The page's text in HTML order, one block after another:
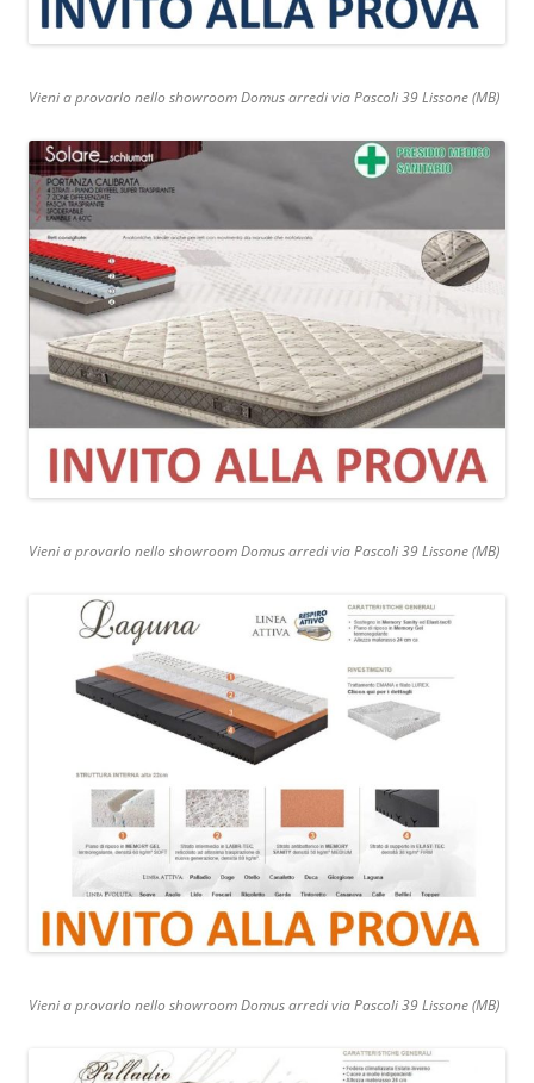
Vieni a provarlo nello showroom Domus arredi via Pascoli 39 Lissone (MB)
Vieni a provarlo nello showroom Domus arredi via Pascoli 39 Lissone (MB)
Vieni a provarlo nello showroom Domus arredi via Pascoli 39 Lissone (MB)